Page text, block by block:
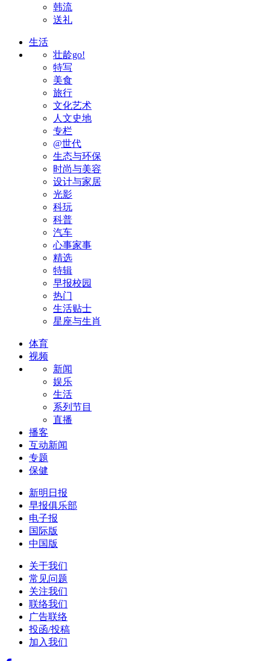
韩流
送礼
生活
壮龄go!
特写
美食
旅行
文化艺术
人文史地
专栏
@世代
生态与环保
时尚与美容
设计与家居
光影
科玩
科普
汽车
心事家事
精选
特辑
早报校园
热门
生活贴士
星座与生肖
体育
视频
新闻
娱乐
生活
系列节目
直播
播客
互动新闻
专题
保健
新明日报
早报俱乐部
电子报
国际版
中国版
关于我们
常见问题
关注我们
联络我们
广告联络
投函/投稿
加入我们